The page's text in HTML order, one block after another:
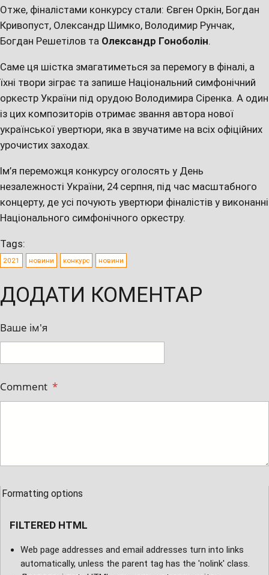
Отже, фіналістами конкурсу стали: Євген Оркін, Богдан
Кривопуст, Олександр Шимко, Володимир Рунчак,
Богдан Решетілов та Олександр Гоноболін.
Саме ця шістка змагатиметься за перемогу в фіналі, а
їхні твори зіграє та запише Національний симфонічний
оркестр України під орудою Володимира Сіренка. А один
із цих композиторів отримає звання автора нової
української увертюри, яка в звучатиме на всіх офіційних
урочистих заходах.
Ім’я переможця конкурсу оголосять у День
незалежності України, 24 серпня, під час масштабного
концерту, де усі почують увертюри фіналістів у виконанні
Національного симфонічного оркестру.
Tags:
2021 новини конкурс новини
ДОДАТИ КОМЕНТАР
Ваше ім'я
Comment *
Formatting options
FILTERED HTML
Web page addresses and email addresses turn into links
automatically, unless the parent tag has the 'nolink' class.